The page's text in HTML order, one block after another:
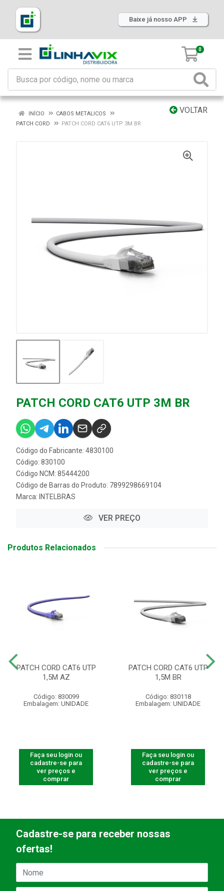
Baixe já nosso APP
0
VOLTAR
INÍCIO
CABOS METALICOS
PATCH CORD
PATCH CORD CAT6 UTP 3M BR
PATCH CORD CAT6 UTP 3M BR
Código do Fabricante: 4830100
Código: 830100
Código NCM: 85444200
Código de Barras do Produto: 7899298669104
Marca: INTELBRAS
VER PREÇO
Produtos Relacionados
PATCH CORD CAT6 UTP
1,5M AZ
Código: 830099
Embalagem: UNIDADE
Faça seu login ou
cadastre-se para
ver preços e
comprar
PATCH CORD CAT6 UTP
1,5M BR
Código: 830118
Embalagem: UNIDADE
Faça seu login ou
cadastre-se para
ver preços e
comprar
Cadastre-se para receber nossas
ofertas!